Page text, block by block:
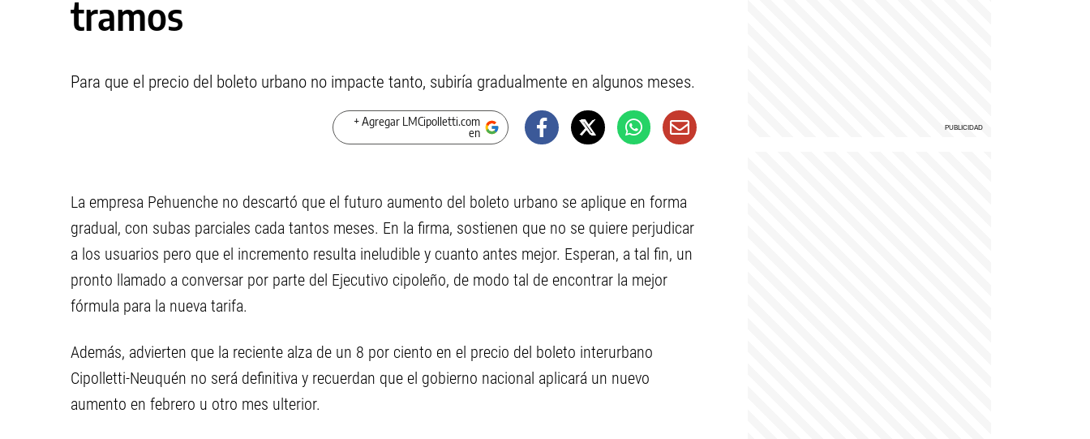
tramos
Para que el precio del boleto urbano no impacte tanto, subiría gradualmente en algunos meses.
+ Agregar LMCipolletti.com
en
La empresa Pehuenche no descartó que el futuro aumento del boleto urbano se aplique en forma
gradual, con subas parciales cada tantos meses. En la firma, sostienen que no se quiere perjudicar
a los usuarios pero que el incremento resulta ineludible y cuanto antes mejor. Esperan, a tal fin, un
pronto llamado a conversar por parte del Ejecutivo cipoleño, de modo tal de encontrar la mejor
fórmula para la nueva tarifa.
Además, advierten que la reciente alza de un 8 por ciento en el precio del boleto interurbano
Cipolletti-Neuquén no será definitiva y recuerdan que el gobierno nacional aplicará un nuevo
aumento en febrero u otro mes ulterior.